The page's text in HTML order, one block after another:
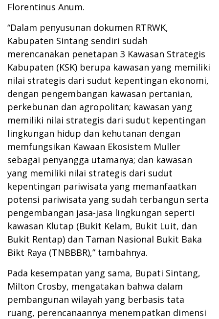
Florentinus Anum.
“Dalam penyusunan dokumen RTRWK,
Kabupaten Sintang sendiri sudah
merencanakan penetapan 3 Kawasan Strategis
Kabupaten (KSK) berupa kawasan yang memiliki
nilai strategis dari sudut kepentingan ekonomi,
dengan pengembangan kawasan pertanian,
perkebunan dan agropolitan; kawasan yang
memiliki nilai strategis dari sudut kepentingan
lingkungan hidup dan kehutanan dengan
memfungsikan Kawaan Ekosistem Muller
sebagai penyangga utamanya; dan kawasan
yang memiliki nilai strategis dari sudut
kepentingan pariwisata yang memanfaatkan
potensi pariwisata yang sudah terbangun serta
pengembangan jasa-jasa lingkungan seperti
kawasan Klutap (Bukit Kelam, Bukit Luit, dan
Bukit Rentap) dan Taman Nasional Bukit Baka
Bikt Raya (TNBBBR),” tambahnya.
Pada kesempatan yang sama, Bupati Sintang,
Milton Crosby, mengatakan bahwa dalam
pembangunan wilayah yang berbasis tata
ruang, perencanaannya menempatkan dimensi